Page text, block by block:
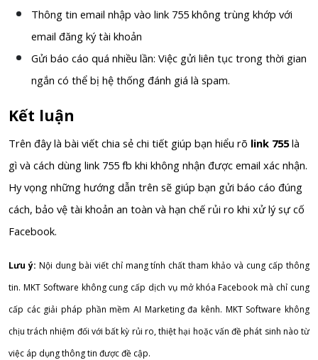
Thông tin email nhập vào link 755 không trùng khớp với
email đăng ký tài khoản
Gửi báo cáo quá nhiều lần: Việc gửi liên tục trong thời gian
ngắn có thể bị hệ thống đánh giá là spam.
Kết luận
Trên đây là bài viết chia sẻ chi tiết giúp bạn hiểu rõ link 755là
gì và cách dùng link 755 fb khi không nhận được email xác nhận.
Hy vọng những hướng dẫn trên sẽ giúp bạn gửi báo cáo đúng
cách, bảo vệ tài khoản an toàn và hạn chế rủi ro khi xử lý sự cố
Facebook.
Lưu ý: Nội dung bài viết chỉ mang tính chất tham khảo và cung cấp thông
tin. MKT Software không cung cấp dịch vụ mở khóa Facebook mà chỉ cung
cấp các giải pháp phần mềm AI Marketing đa kênh. MKT Software không
chịu trách nhiệm đối với bất kỳ rủi ro, thiệt hại hoặc vấn đề phát sinh nào từ
việc áp dụng thông tin được đề cập.